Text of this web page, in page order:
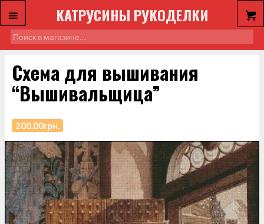
КАТРУСИНЫ РУКОДЕЛКИ
Схема для вышивания
“Вышивальщица”
200.00грн.